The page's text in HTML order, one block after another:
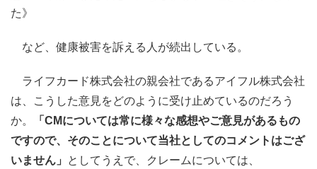
た》
など、健康被害を訴える人が続出している。
ライフカード株式会社の親会社であるアイフル株式会社
は、こうした意見をどのように受け止めているのだろう
か。
「CMについては常に様々な感想やご意見があるもの
ですので、そのことについて当社としてのコメントはござ
いません」
としてうえで、クレームについては、